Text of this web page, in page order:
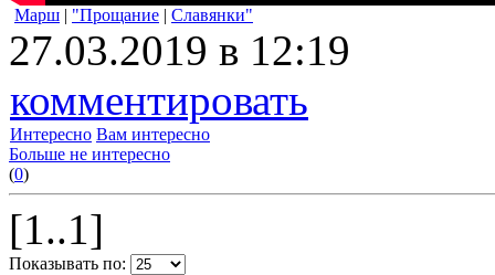
Марш | "Прощание | Славянки"
27.03.2019 в 12:19
комментировать
Интересно Вам интересно
Больше не интересно
(0)
[1..1]
Показывать по: